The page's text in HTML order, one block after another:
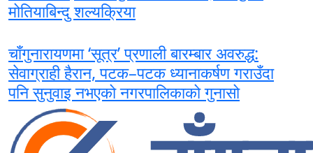
मोतियाबिन्दु शल्यक्रिया
चाँगुनारायणमा ‘सूत्र’ प्रणाली बारम्बार अवरुद्ध:
सेवाग्राही हैरान, पटक–पटक ध्यानाकर्षण गराउँदा
पनि सुनुवाइ नभएको नगरपालिकाको गुनासो